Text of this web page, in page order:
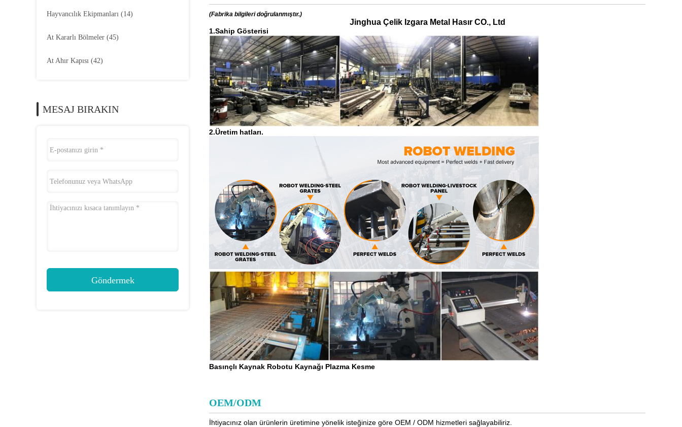
Hayvancılık Ekipmanları (14)
At Kararlı Bölmeler (45)
At Ahır Kapısı (42)
MESAJ BIRAKIN
Göndermek
(Fabrika bilgileri doğrulanmıştır.)
Jinghua Çelik Izgara Metal Hasır CO., Ltd
1.Sahip Gösterisi
2.Üretim hatları.
Basınçlı Kaynak Robotu Kaynağı Plazma Kesme
OEM/ODM
İhtiyacınız olan ürünlerin üretimine yönelik isteğinize göre OEM / ODM hizmetleri sağlayabiliriz.